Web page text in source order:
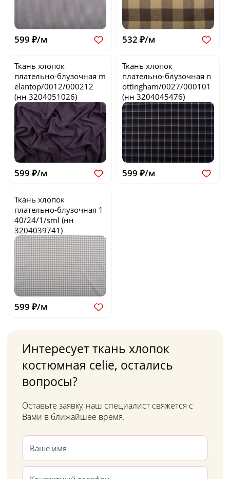
599 ₽/м 532 ₽/м
Ткань хлопок
плательно-блузочная m
elantop/0012/000212
(нн 3204051026)
599 ₽/м
Ткань хлопок
плательно-блузочная n
ottingham/0027/000101
(нн 3204045476)
599 ₽/м
Ткань хлопок
плательно-блузочная 1
40/24/1/sml (нн
3204039741)
599 ₽/м
Интересует ткань хлопок
костюмная celie, остались
вопросы?
Оставьте заявку, наш специалист свяжется с
Вами в ближайшее время.